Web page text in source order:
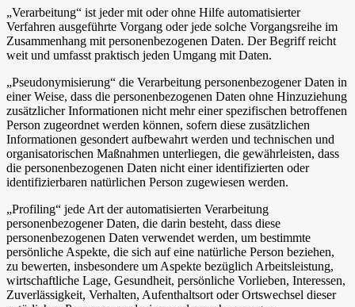
„Verarbeitung“ ist jeder mit oder ohne Hilfe automatisierter
Verfahren ausgeführte Vorgang oder jede solche Vorgangsreihe im
Zusammenhang mit personenbezogenen Daten. Der Begriff reicht
weit und umfasst praktisch jeden Umgang mit Daten.
„Pseudonymisierung“ die Verarbeitung personenbezogener Daten in
einer Weise, dass die personenbezogenen Daten ohne Hinzuziehung
zusätzlicher Informationen nicht mehr einer spezifischen betroffenen
Person zugeordnet werden können, sofern diese zusätzlichen
Informationen gesondert aufbewahrt werden und technischen und
organisatorischen Maßnahmen unterliegen, die gewährleisten, dass
die personenbezogenen Daten nicht einer identifizierten oder
identifizierbaren natürlichen Person zugewiesen werden.
„Profiling“ jede Art der automatisierten Verarbeitung
personenbezogener Daten, die darin besteht, dass diese
personenbezogenen Daten verwendet werden, um bestimmte
persönliche Aspekte, die sich auf eine natürliche Person beziehen,
zu bewerten, insbesondere um Aspekte bezüglich Arbeitsleistung,
wirtschaftliche Lage, Gesundheit, persönliche Vorlieben, Interessen,
Zuverlässigkeit, Verhalten, Aufenthaltsort oder Ortswechsel dieser